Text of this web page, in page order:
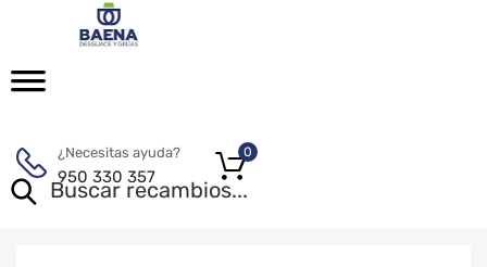
¿Necesitas ayuda?
950 330 357
0